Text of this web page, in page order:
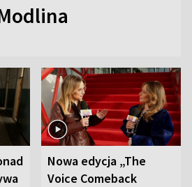
Nowa edycja „The
Voice Comeback